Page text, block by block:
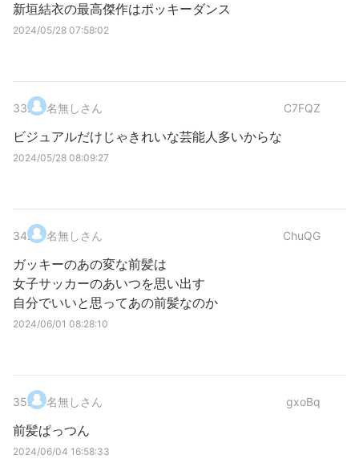
新垣結衣の最高傑作はポッキーダンス
2024/05/28 07:58:02
33. 名無しさん C7FQZ
ビジュアルだけじゃきれいな芸能人多いからな
2024/05/28 08:09:27
34. 名無しさん ChuQG
ガッキーのあの変な前髪は
女子サッカーのあいつを思い出す
自分でいいと思ってあの前髪なのか
2024/06/01 08:28:10
35. 名無しさん gxoBq
前髪ぱっつん
2024/06/04 16:58:33